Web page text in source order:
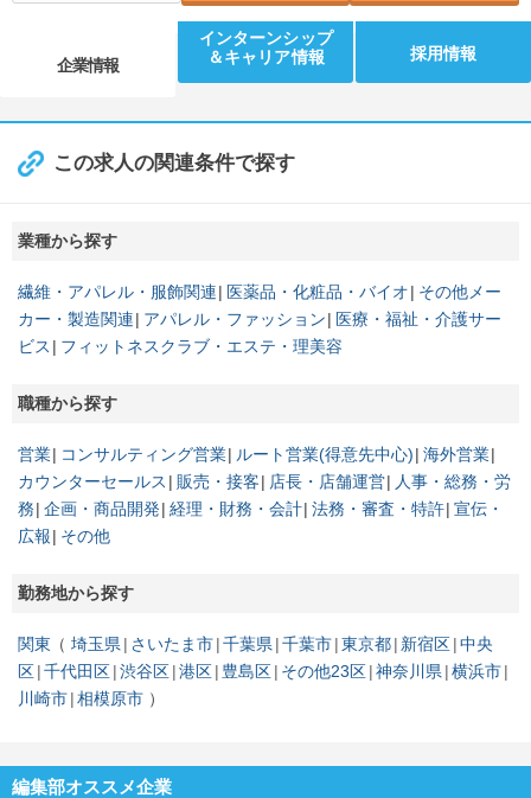
企業情報
インターンシップ
＆キャリア情報
採用情報
この求人の関連条件で探す
業種から探す
繊維・アパレル・服飾関連 医薬品・化粧品・バイオ
その他メー
カー・製造関連
アパレル・ファッション
医療・福祉・介護サー
ビス
フィットネスクラブ・エステ・理美容
職種から探す
営業 コンサルティング営業 ルート営業(得意先中心) 海外営業
カウンターセールス
販売・接客 店長・店舗運営
人事・総務・労
務 企画・商品開発 経理・財務・会計 法務・審査・特許 宣伝・
広報
その他
勤務地から探す
関東 埼玉県 さいたま市 千葉県 千葉市 東京都 新宿区 中央
区 千代田区 渋谷区 港区 豊島区 その他23区 神奈川県 横浜市
川崎市 相模原市
編集部オススメ企業